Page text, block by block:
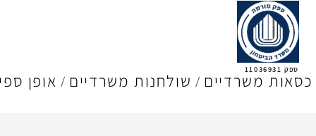
ספק 11036931
כסאות משרדיים שולחנות משרדיים אופן